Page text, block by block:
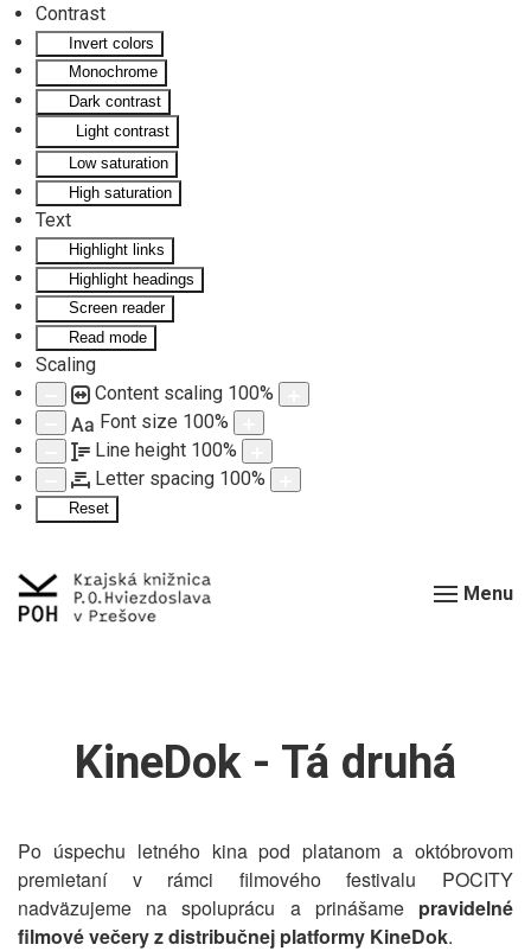
Contrast
Invert colors
Monochrome
Dark contrast
Light contrast
Low saturation
High saturation
Text
Highlight links
Highlight headings
Screen reader
Read mode
Scaling
Content scaling 100%
Aa Font size 100%
Line height 100%
Letter spacing 100%
Reset
Skip to main content
Menu
KineDok - Tá druhá
Po úspechu letného kina pod platanom a októbrovom
premietaní v rámci filmového festivalu POCITY
nadväzujeme na spoluprácu a prinášame pravidelné
filmové večery z distribučnej platformy KineDok.